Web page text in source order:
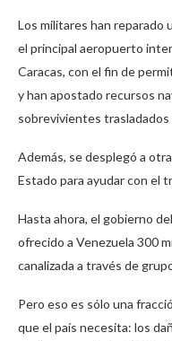
Los militares han reparado
el principal aeropuerto
Caracas, con el fin de
y han apostado recursos
sobrevivientes trasladados
Además, se desplegó a
Estado para ayudar con el
Hasta ahora, el gobierno
ofrecido a Venezuela 300
canalizada a través de
Pero eso es sólo una
que el país necesita: los